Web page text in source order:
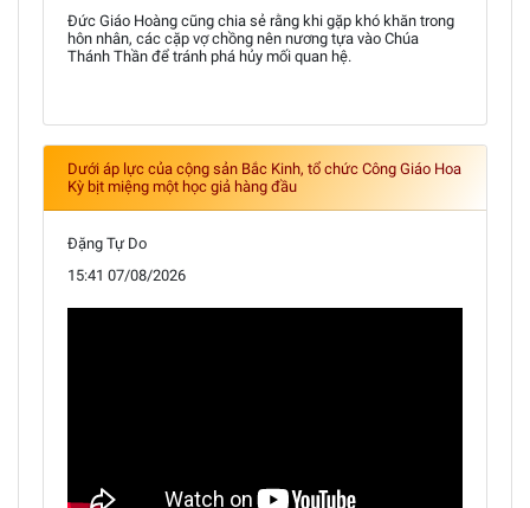
Đức Giáo Hoàng cũng chia sẻ rằng khi gặp khó khăn trong
hôn nhân, các cặp vợ chồng nên nương tựa vào Chúa
Thánh Thần để tránh phá hủy mối quan hệ.
Dưới áp lực của cộng sản Bắc Kinh, tổ chức Công Giáo Hoa
Kỳ bịt miệng một học giả hàng đầu
Đặng Tự Do
15:41 07/08/2026